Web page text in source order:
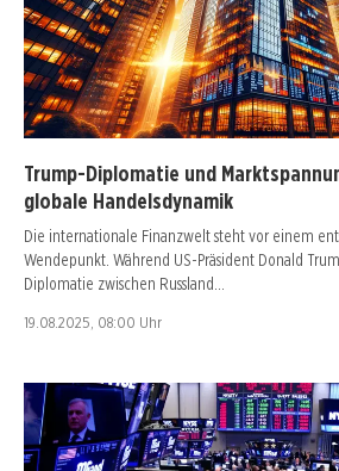
Trump-Diplomatie und
globale Handelsdynamik
Die internationale Finanzwelt steht vor einem
Wendepunkt. Während US-Präsident Donald
Diplomatie zwischen Russland…
19.08.2025, 08:00 Uhr